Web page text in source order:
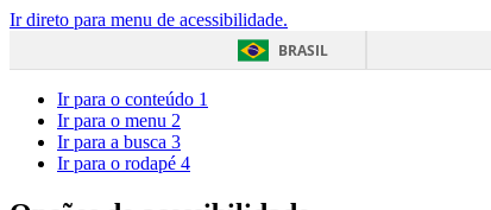
Ir direto para menu de acessibilidade.
BRASIL
Ir para o conteúdo 1
Ir para o menu 2
Ir para a busca 3
Ir para o rodapé 4